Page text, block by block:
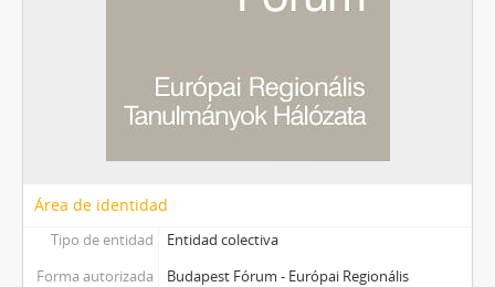
Área de identidad
Tipo de entidad
Entidad colectiva
Forma autorizada
Budapest Fórum - Európai Regionális